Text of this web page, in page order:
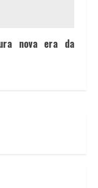
nova era da